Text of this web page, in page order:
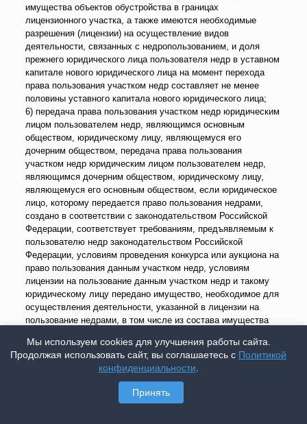
имущества объектов обустройства в границах
лицензионного участка, а также имеются необходимые
разрешения (лицензии) на осуществление видов
деятельности, связанных с недропользованием, и доля
прежнего юридического лица пользователя недр в уставном
капитале нового юридического лица на момент перехода
права пользования участком недр составляет не менее
половины уставного капитала нового юридического лица;
6) передача права пользования участком недр юридическим
лицом пользователем недр, являющимся основным
обществом, юридическому лицу, являющемуся его
дочерним обществом, передача права пользования
участком недр юридическим лицом пользователем недр,
являющимся дочерним обществом, юридическому лицу,
являющемуся его основным обществом, если юридическое
лицо, которому передается право пользования недрами,
создано в соответствии с законодательством Российской
Федерации, соответствует требованиям, предъявляемым к
пользователю недр законодательством Российской
Федерации, условиям проведения конкурса или аукциона на
право пользования данным участком недр, условиям
лицензии на пользование данным участком недр и такому
юридическому лицу передано имущество, необходимое для
осуществления деятельности, указанной в лицензии на
пользование недрами, в том числе из состава имущества
также передача права пользования участком недр
юридическим лицом пользователем недр, являющимся
дочерним обществом основного общества, юридическому
лицу, являющемуся дочерним обществом того же основного
общества, по его указанию, при соблюдении указанных
Мы используем cookies для улучшения работы сайта.
Продолжая использовать сайт, вы соглашаетесь с Политикой
конфиденциальности
Принять